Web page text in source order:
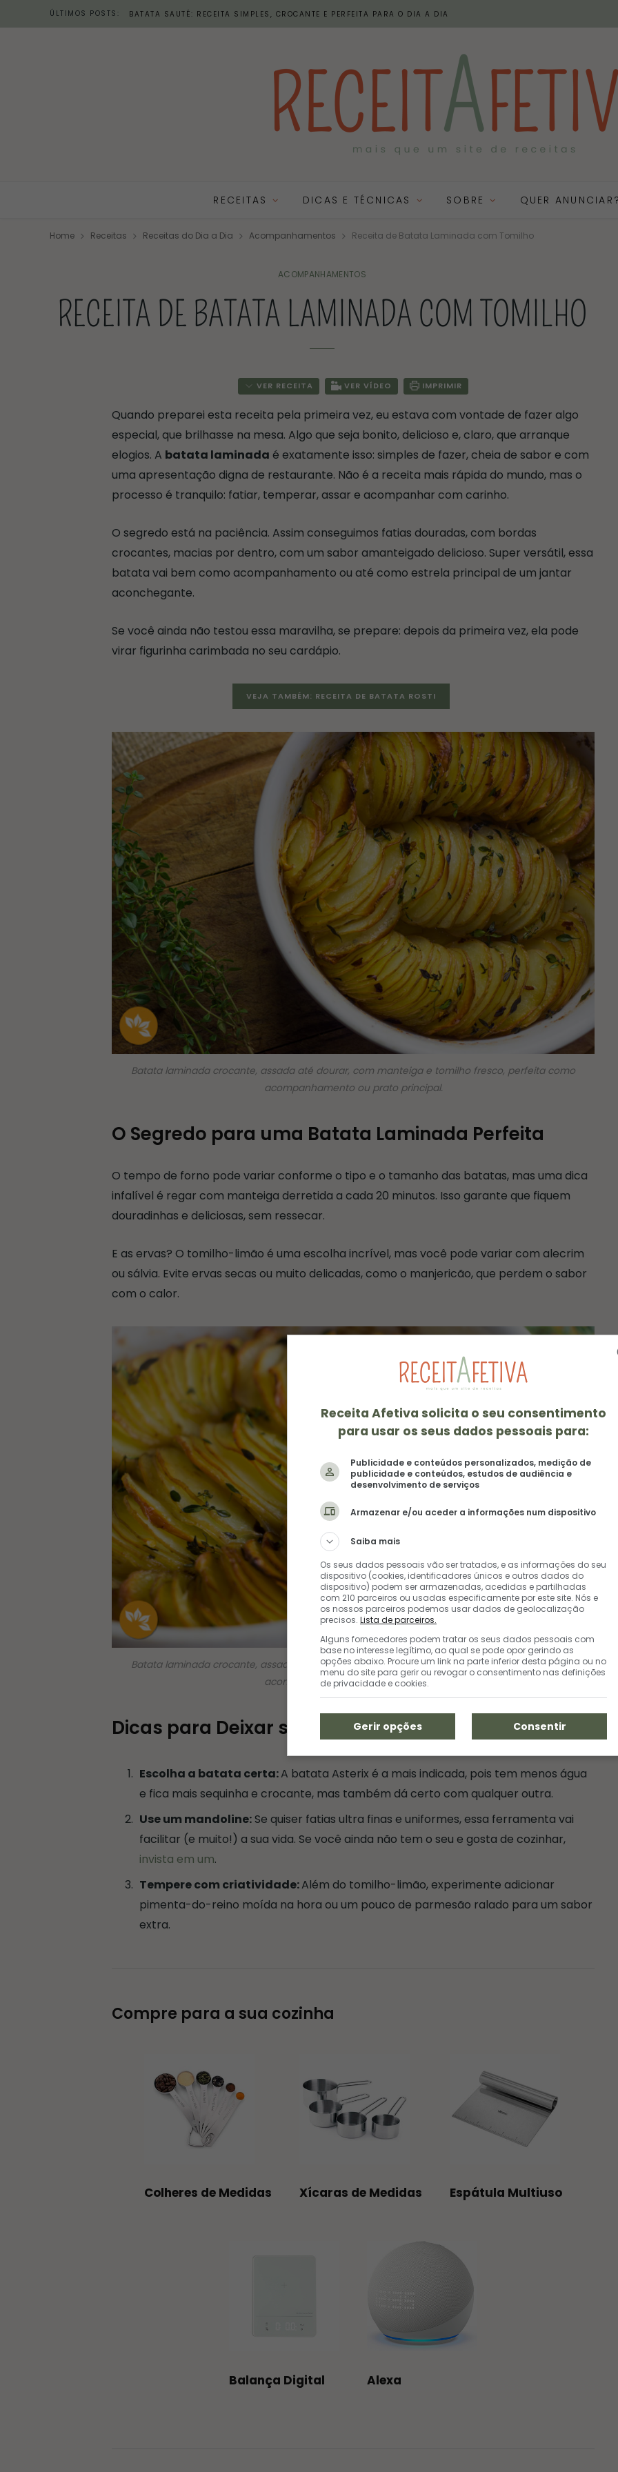
ÚLTIMOS POSTS: BATATA SAUTÉ: RECEITA SIMPLES, CROCANTE E PERFEITA PARA O DIA A DIA
RECEITAS DICAS E TÉCNICAS SOBRE QUER ANUNCIAR?
Home Receitas Receitas do Dia a Dia Acompanhamentos Receita de Batata Laminada com Tomilho
ACOMPANHAMENTOS
RECEITA DE BATATA LAMINADA COM TOMILHO
VER RECEITA VER VÍDEO IMPRIMIR
Quando preparei esta receita pela primeira vez, eu estava com vontade de fazer algo
especial, que brilhasse na mesa. Algo que seja bonito, delicioso e, claro, que arranque
elogios. A batata laminada é exatamente isso: simples de fazer, cheia de sabor e com
uma apresentação digna de restaurante. Não é a receita mais rápida do mundo, mas o
processo é tranquilo: fatiar, temperar, assar e acompanhar com carinho.
O segredo está na paciência. Assim conseguimos fatias douradas, com bordas
crocantes, macias por dentro, com um sabor amanteigado delicioso. Super versátil, essa
batata vai bem como acompanhamento ou até como estrela principal de um jantar
aconchegante.
Se você ainda não testou essa maravilha, se prepare: depois da primeira vez, ela pode
virar figurinha carimbada no seu cardápio.
VEJA TAMBÉM: RECEITA DE BATATA ROSTI
Batata laminada crocante, assada até dourar, com manteiga e tomilho fresco, perfeita como
acompanhamento ou prato principal.
O Segredo para uma Batata Laminada Perfeita
O tempo de forno pode variar conforme o tipo e o tamanho das batatas, mas uma dica
infalível é regar com manteiga derretida a cada 20 minutos. Isso garante que fiquem
douradinhas e deliciosas, sem ressecar.
E as ervas? O tomilho-limão é uma escolha incrível, mas você pode variar com alecrim
ou sálvia. Evite ervas secas ou muito delicadas, como o manjericão, que perdem o sabor
com o calor.
Batata laminada crocante, assada até dourar, com manteiga e tomilho fresco, perfeita como
acompanhamento ou prato principal.
Dicas para Deixar sua Batata Ainda Mais Saborosa
Escolha a batata certa:A batata Asterix é a mais indicada, pois tem menos água
e fica mais sequinha e crocante, mas também dá certo com qualquer outra.
Use um mandoline: Se quiser fatias ultra finas e uniformes, essa ferramenta vai
facilitar (e muito!) a sua vida. Se você ainda não tem o seu e gosta de cozinhar,
invista em um.
Tempere com criatividade:Além do tomilho-limão, experimente adicionar
pimenta-do-reino moída na hora ou um pouco de parmesão ralado para um sabor
extra.
Compre para a sua cozinha
Colheres de Medidas Xícaras de Medidas Espátula Multiuso
Balança Digital Alexa
Receita Afetiva solicita o seu consentimento
para usar os seus dados pessoais para:
Publicidade e conteúdos personalizados, medição de
publicidade e conteúdos, estudos de audiência e
desenvolvimento de serviços
Armazenar e/ou aceder a informações num dispositivo
Saiba mais
Os seus dados pessoais vão ser tratados, e as informações do seu
dispositivo (cookies, identificadores únicos e outros dados do
dispositivo) podem ser armazenadas, acedidas e partilhadas
com 210 parceiros ou usadas especificamente por este site. Nós e
os nossos parceiros podemos usar dados de geolocalização
precisos. Lista de parceiros.
Alguns fornecedores podem tratar os seus dados pessoais com
base no interesse legítimo, ao qual se pode opor gerindo as
opções abaixo. Procure um link na parte inferior desta página ou no
menu do site para gerir ou revogar o consentimento nas definições
de privacidade e cookies.
Consentir
Gerir opções